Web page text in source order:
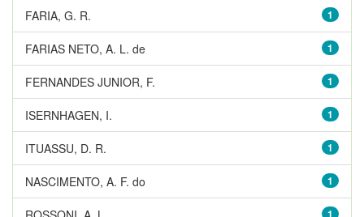
1
FARIA, G. R.
1
FARIAS NETO, A. L. de
1
FERNANDES JUNIOR, F.
1
ISERNHAGEN, I.
1
ITUASSU, D. R.
1
NASCIMENTO, A. F. do
1